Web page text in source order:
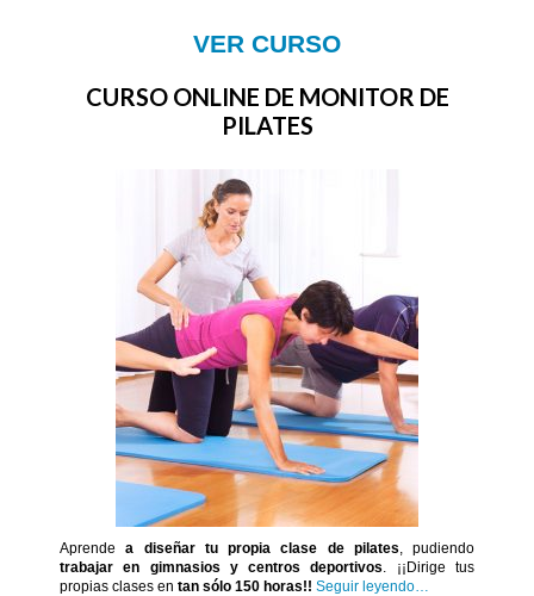
VER CURSO
CURSO ONLINE DE MONITOR DE
PILATES
Aprendea diseñar tu propia clase de pilates , pudiendo
trabajar en gimnasios y centros deportivos
. ¡¡Dirige tus
propias clases en tan sólo 150 horas!! Seguir leyendo…